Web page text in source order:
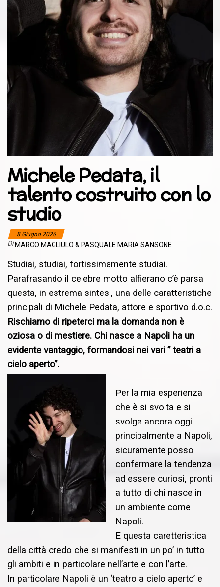
Michele Pedata, il
talento costruito con lo
studio
8 Giugno 2026
Di MARCO MAGLIULO & PASQUALE MARIA SANSONE
Studiai, studiai, fortissimamente studiai.
Parafrasando il celebre motto alfierano c’è parsa
questa, in estrema sintesi, una delle caratteristiche
principali di Michele Pedata, attore e sportivo d.o.c.
Rischiamo di ripeterci ma la domanda non è
oziosa o di mestiere. Chi nasce a Napoli ha un
evidente vantaggio, formandosi nei vari ” teatri a
cielo aperto”.
Per la mia esperienza
che è si svolta e si
svolge ancora oggi
principalmente a Napoli,
sicuramente posso
confermare la tendenza
ad essere curiosi, pronti
a tutto di chi nasce in
un ambiente come
Napoli.
E questa caretteristica
della città credo che si manifesti in un po’ in tutto
gli ambiti e in particolare nell’arte e con l’arte.
In particolare Napoli è un ‘teatro a cielo aperto’ e